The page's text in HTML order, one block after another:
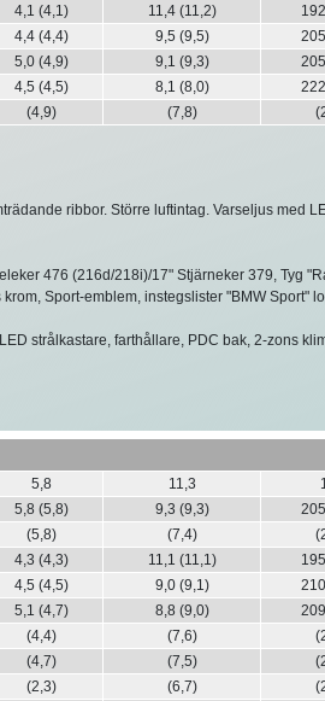
4,1 (4,1) 11,4 (11,2)
4,4 (4,4) 9,5 (9,5)
5,0 (4,9) 9,1 (9,3)
4,5 (4,5) 8,1 (8,0)
(4,9) (7,8)
ribbor. Större luftintag. Varseljus med
476 (216d/218i)/17" Stjärneker 379, Tyg
Sport-emblem, instegslister "BMW Sport"
strålkastare, farthållare, PDC bak, 2-zons
5,8 11,3
5,8 (5,8) 9,3 (9,3)
(5,8) (7,4)
4,3 (4,3) 11,1 (11,1)
4,5 (4,5) 9,0 (9,1)
5,1 (4,7) 8,8 (9,0)
(4,4) (7,6)
(4,7) (7,5)
(2,3) (6,7)